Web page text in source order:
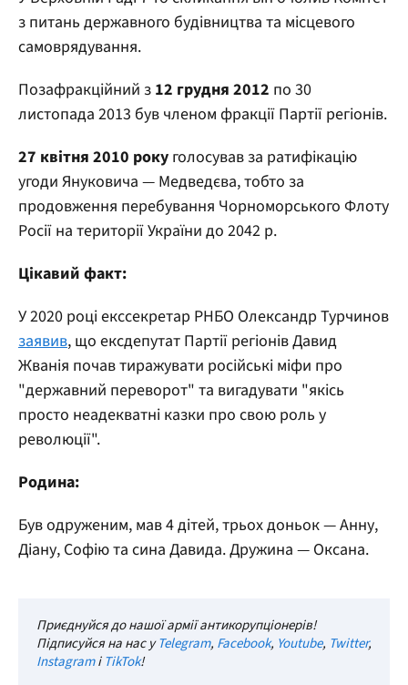
з питань державного будівництва та місцевого
самоврядування.
Позафракційний з 12 грудня 2012 по 30
листопада 2013 був членом фракції Партії регіонів.
27 квітня 2010 року голосував за ратифікацію
угоди Януковича — Медведєва, тобто за
продовження перебування Чорноморського Флоту
Росії на території України до 2042 р.
Цікавий факт:
У 2020 році екссекретар РНБО Олександр Турчинов
заявив, що ексдепутат Партії регіонів Давид
Жванія почав тиражувати російські міфи про
"державний переворот" та вигадувати "якісь
просто неадекватні казки про свою роль у
революції".
Родина:
Був одруженим, мав 4 дітей, трьох доньок — Анну,
Діану, Софію та сина Давида. Дружина — Оксана.
Приєднуйся до нашої армії антикорупціонерів!
Підписуйся на нас уTelegram, Facebook, Youtube, Twitter,
InstagramіTikTok!